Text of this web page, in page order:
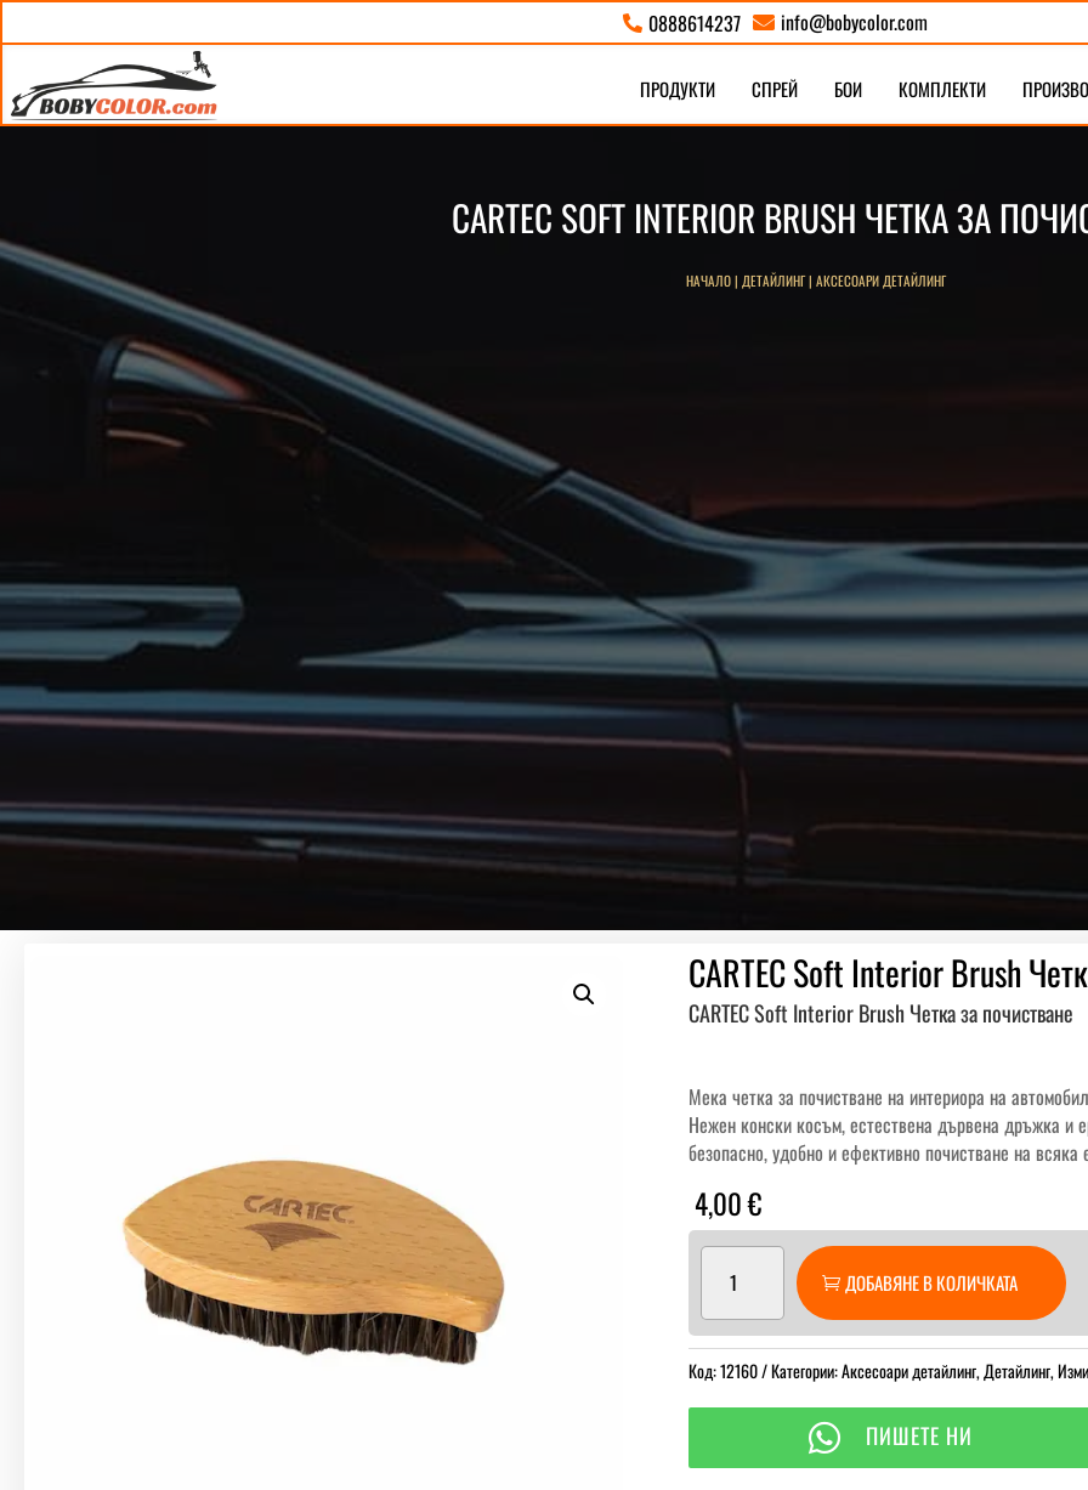
 0888614237  info@bobycolor.com
ПРОДУКТИ СПРЕЙ БОИ КОМПЛЕКТИ
CARTEC SOFT INTERIOR BRUSH ЧЕТКА ЗА
НАЧАЛО| ДЕТАЙЛИНГ| АКСЕСОАРИ ДЕТАЙЛИНГ
CARTEC Soft Interior Brush
CARTEC Soft Interior Brush Четка за почистване
Мека четка за почистване на интериора на
Нежен конски косъм, естествена дървена дръжка и
безопасно, удобно и ефективно почистване на
4,00€
количество
CARTEC
Soft
Interior
ДОБАВЯНЕ В КОЛИЧКАТА
Код:12160 Категории:Аксесоари детайлинг,Детайлинг,
 ПИШЕТЕ НИ